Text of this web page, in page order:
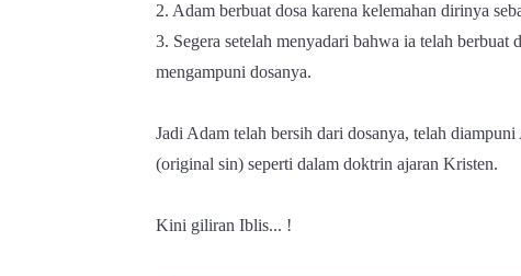
2. Adam berbuat dosa karena kelemahan dirinya
3. Segera setelah menyadari bahwa ia telah
mengampuni dosanya.
Jadi Adam telah bersih dari dosanya, telah
(original sin) seperti dalam doktrin ajaran Kristen.
Kini giliran Iblis... !